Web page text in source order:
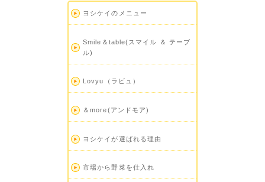
ヨシケイのメニュー
Smile＆table(スマイル ＆ テーブ
ル)
Lovyu（ラビュ）
＆more(アンドモア)
ヨシケイが選ばれる理由
市場から野菜を仕入れ